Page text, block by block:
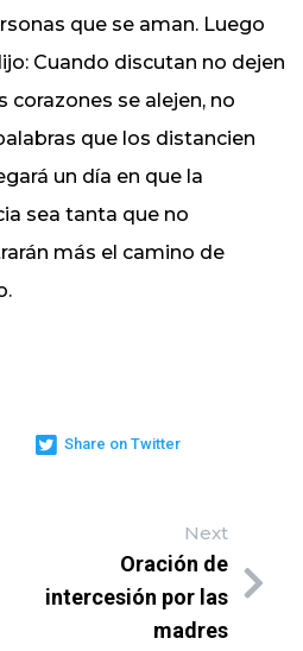
que se aman. Luego
Cuando discutan no dejen
corazones se alejen, no
que los distancien
un día en que la
sea tanta que no
más el camino de
Share on Twitter
Next
Oración de
intercesión por las
madres